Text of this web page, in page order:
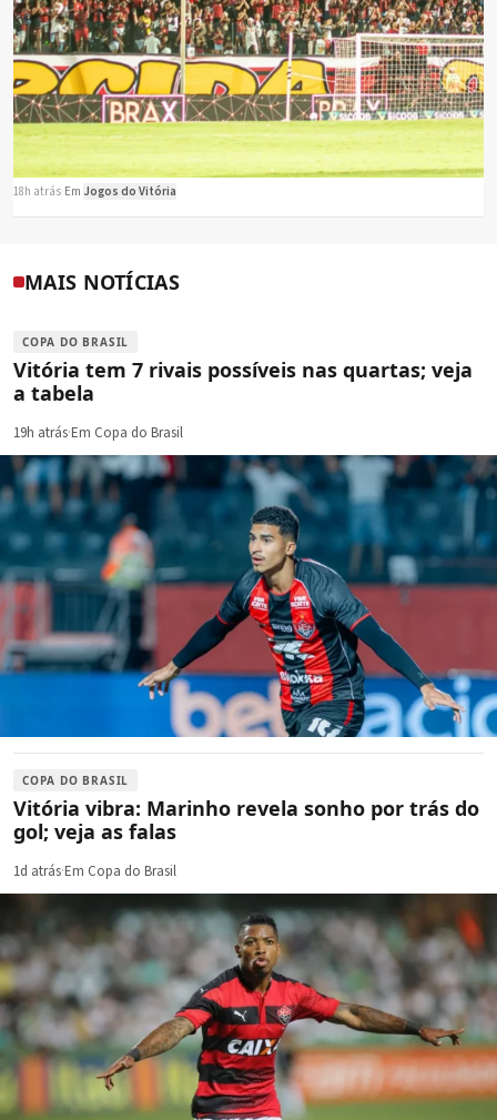
18h atrás Em Jogos do Vitória
MAIS NOTÍCIAS
COPA DO BRASIL
Vitória tem 7 rivais possíveis nas quartas; veja
a tabela
19h atrás·Em Copa do Brasil
COPA DO BRASIL
Vitória vibra: Marinho revela sonho por trás do
gol; veja as falas
1d atrás·Em Copa do Brasil